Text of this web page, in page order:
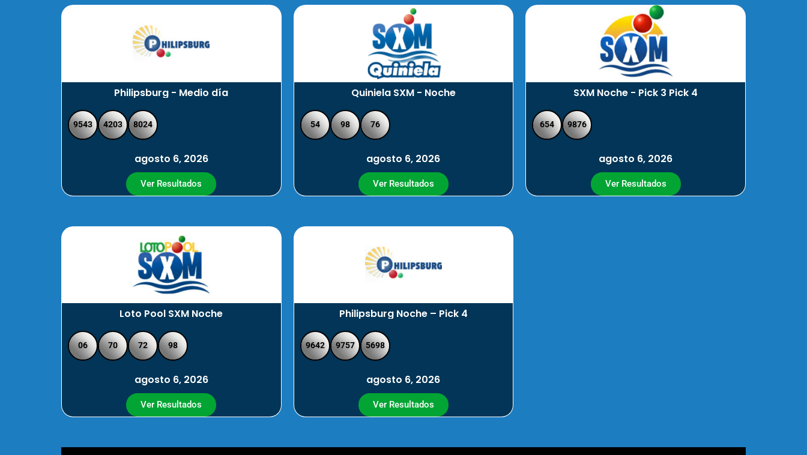
Philipsburg - Medio día Quiniela SXM - Noche SXM Noche - Pick 3 Pick 4
9543 4203 8024
agosto 6, 2026
54 98 76
agosto 6, 2026
654 9876
agosto 6, 2026
Ver Resultados Ver Resultados Ver Resultados
Loto Pool SXM Noche Philipsburg Noche – Pick 4
06 70 72 98
agosto 6, 2026
9642 9757 5698
agosto 6, 2026
Ver Resultados Ver Resultados